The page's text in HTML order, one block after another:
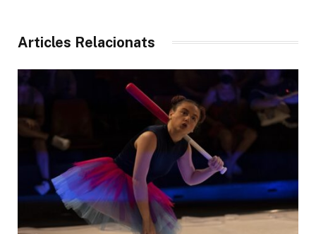
Articles Relacionats